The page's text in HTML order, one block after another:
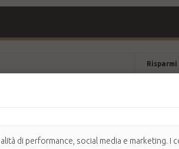
Risparmi
di performance, social media e marketing. I